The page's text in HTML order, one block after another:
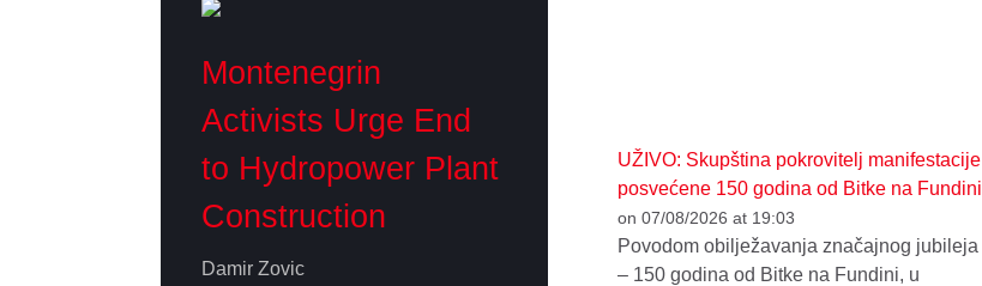
Montenegrin
Activists Urge End
to Hydropower Plant
Construction
Damir Zovic
UŽIVO: Skupština pokrovitelj manifestacije
posvećene 150 godina od Bitke na Fundini
on 07/08/2026 at 19:03
Povodom obilježavanja značajnog jubileja
– 150 godina od Bitke na Fundini, u